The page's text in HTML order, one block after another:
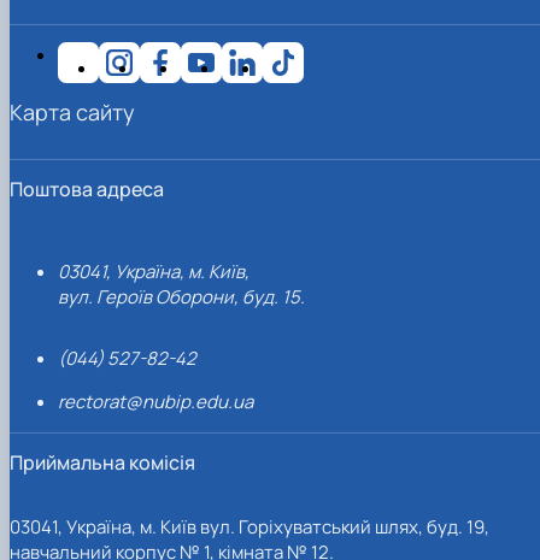
Поштова адреса
03041, Україна, м. Київ,
вул. Героїв Оборони, буд. 15.
(044) 527-82-42
rectorat@nubip.edu.ua
Приймальна комісія
03041, Україна, м. Київ вул. Горіхуватський шлях, буд. 19,
навчальний корпус № 1, кімната № 12.
Карта сайту